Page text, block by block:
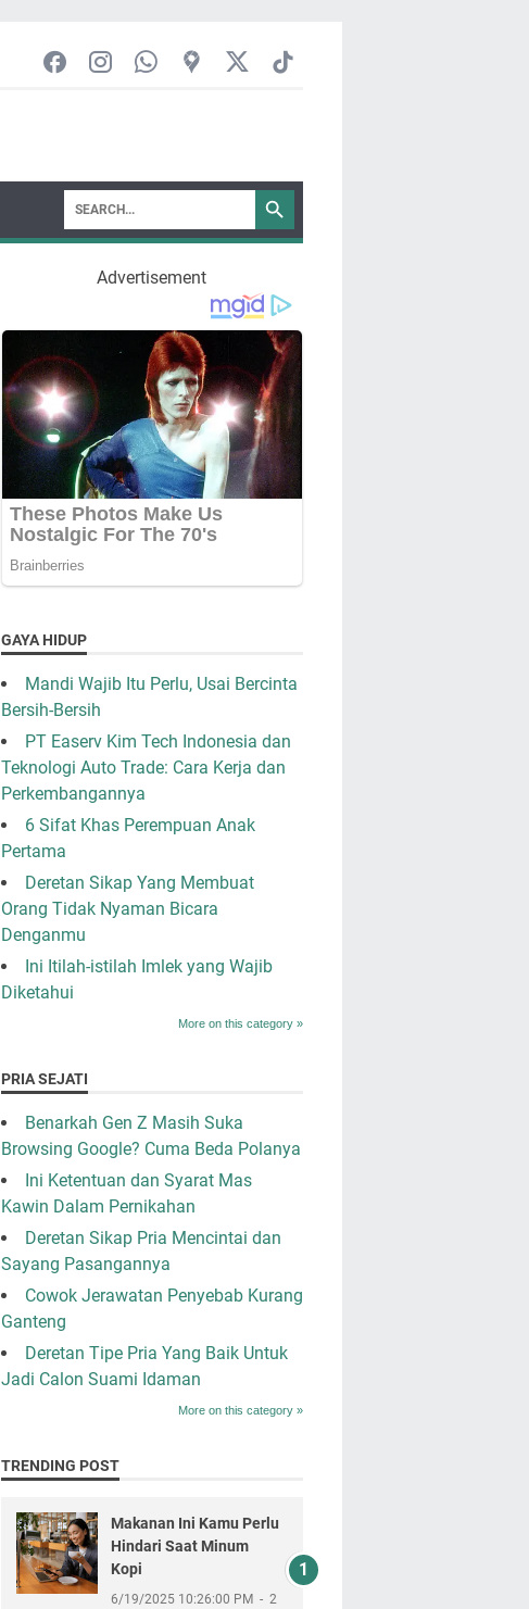
Advertisement
GAYA HIDUP
Mandi Wajib Itu Perlu, Usai Bercinta
Bersih-Bersih
PT Easerv Kim Tech Indonesia dan
Teknologi Auto Trade: Cara Kerja dan
Perkembangannya
6 Sifat Khas Perempuan Anak
Pertama
Deretan Sikap Yang Membuat
Orang Tidak Nyaman Bicara
Denganmu
Ini Itilah-istilah Imlek yang Wajib
Diketahui
More on this category »
PRIA SEJATI
Benarkah Gen Z Masih Suka
Browsing Google? Cuma Beda Polanya
Ini Ketentuan dan Syarat Mas
Kawin Dalam Pernikahan
Deretan Sikap Pria Mencintai dan
Sayang Pasangannya
Cowok Jerawatan Penyebab Kurang
Ganteng
Deretan Tipe Pria Yang Baik Untuk
Jadi Calon Suami Idaman
More on this category »
TRENDING POST
Makanan Ini Kamu Perlu
Hindari Saat Minum
Kopi
6/19/2025 10:26:00 PM
2